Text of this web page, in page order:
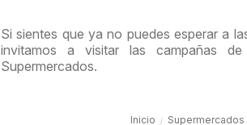
Si sientes que ya no puedes esperar a
invitamos a visitar las campañas
Supermercados.
Inicio Supermercados